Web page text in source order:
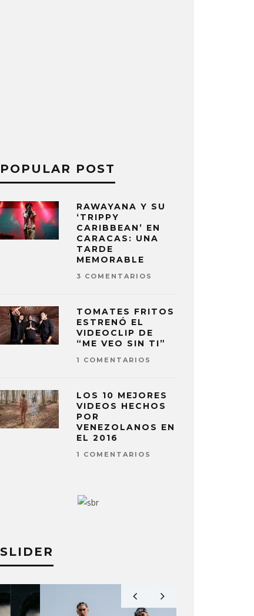
POPULAR POST
RAWAYANA Y SU
‘TRIPPY
CARIBBEAN’ EN
CARACAS: UNA
TARDE
MEMORABLE
3 COMENTARIOS
TOMATES FRITOS
ESTRENÓ EL
VIDEOCLIP DE
“ME VEO SIN TI”
1 COMENTARIOS
LOS 10 MEJORES
VIDEOS HECHOS
POR
VENEZOLANOS EN
EL 2016
1 COMENTARIOS
SLIDER